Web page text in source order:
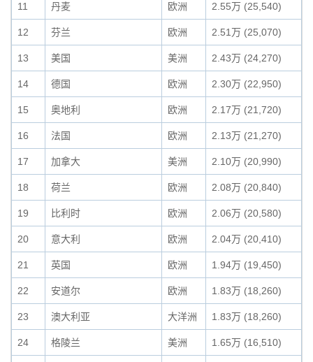
11 丹麦 欧洲 2.55万 (25,540)
12 芬兰 欧洲 2.51万 (25,070)
13 美国 美洲 2.43万 (24,270)
14 德国 欧洲 2.30万 (22,950)
15 奥地利 欧洲 2.17万 (21,720)
16 法国 欧洲 2.13万 (21,270)
17 加拿大 美洲 2.10万 (20,990)
18 荷兰 欧洲 2.08万 (20,840)
19 比利时 欧洲 2.06万 (20,580)
20 意大利 欧洲 2.04万 (20,410)
21 英国 欧洲 1.94万 (19,450)
22 安道尔 欧洲 1.83万 (18,260)
23 澳大利亚 大洋洲 1.83万 (18,260)
24 格陵兰 美洲 1.65万 (16,510)